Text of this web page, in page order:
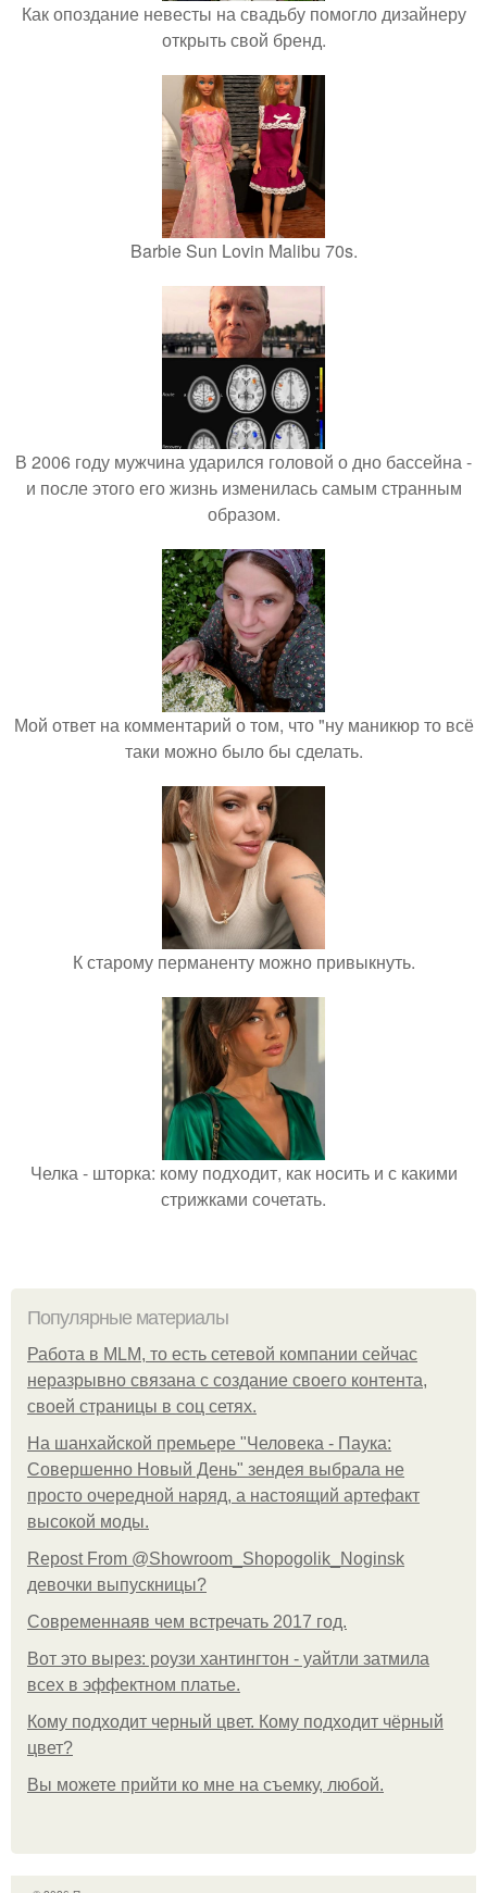
Как опоздание невесты на свадьбу помогло дизайнеру
открыть свой бренд.
Barbie Sun Lovin Malibu 70s.
В 2006 году мужчина ударился головой о дно бассейна -
и после этого его жизнь изменилась самым странным
образом.
Мой ответ на комментарий о том, что "ну маникюр то всё
таки можно было бы сделать.
К старому перманенту можно привыкнуть.
Челка - шторка: кому подходит, как носить и с какими
стрижками сочетать.
Популярные материалы
Работа в MLM, то есть сетевой компании сейчас
неразрывно связана с создание своего контента,
своей страницы в соц сетях.
На шанхайской премьере "Человека - Паука:
Совершенно Новый День" зендея выбрала не
просто очередной наряд, а настоящий артефакт
высокой моды.
Repost From @Showroom_Shopogolik_Noginsk
девочки выпускницы?
Современнаяв чем встречать 2017 год.
Вот это вырез: роузи хантингтон - уайтли затмила
всех в эффектном платьe.
Кому подходит черный цвет. Кому подходит чёрный
цвет?
Вы можете прийти ко мне на съемку, любой.